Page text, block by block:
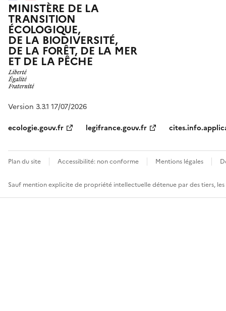
MINISTÈRE DE LA
TRANSITION
ÉCOLOGIQUE,
DE LA BIODIVERSITÉ,
DE LA FORÊT, DE LA MER
ET DE LA PÊCHE
Version 3.3.1 17/07/2026
ecologie.gouv.fr
legifrance.gouv.fr
Plan du site Accessibilité: non conforme Mentions légales
Sauf mention explicite de propriété intellectuelle détenue par des tiers,